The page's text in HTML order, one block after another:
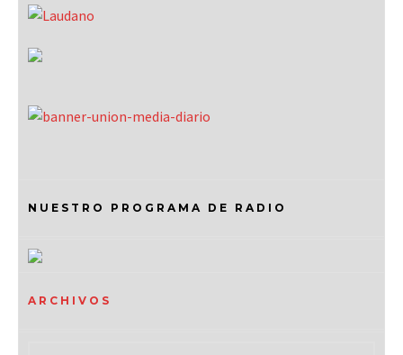
NUESTRO PROGRAMA DE RADIO
ARCHIVOS